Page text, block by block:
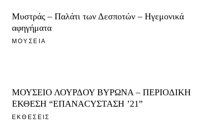
Μυστράς – Παλάτι των Δεσποτών – Ηγεμονικά
αφηγήματα
ΜΟΥΣΕΙΑ
ΜΟΥΣΕΙΟ ΛΟΥΡΔΟΥ ΒΥΡΩΝΑ – ΠΕΡΙΟΔΙΚΗ
ΕΚΘΕΣΗ “ΕΠΑΝΑCΥΣΤΑΣΗ ’21”
ΕΚΘΕΣΕΙΣ